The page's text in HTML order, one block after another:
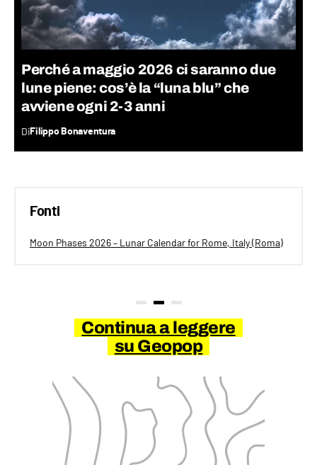
Perché a maggio 2026 ci saranno due
lune piene: cos’è la “luna blu” che
avviene ogni 2-3 anni
DiFilippo Bonaventura
Fonti
Moon Phases 2026 – Lunar Calendar for Rome, Italy (Roma)
Continua a leggere
su Geopop